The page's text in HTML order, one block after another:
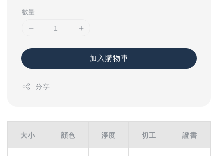
數量
加入購物車
分享
大小 顔色 淨度 切工 證書